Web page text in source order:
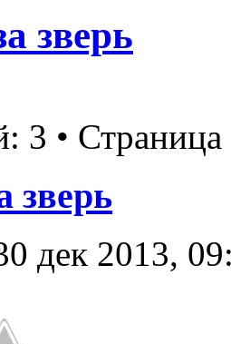
зверь
3 • Страница
зверь
дек 2013,